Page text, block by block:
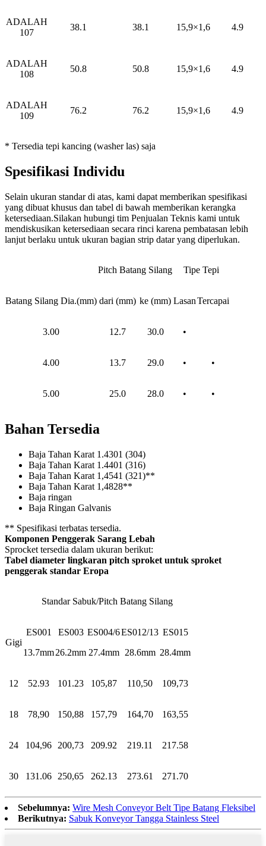
ADALAH
107
38.1 38.1 15,9×1,6 4.9
ADALAH
108
50.8 50.8 15,9×1,6 4.9
ADALAH
109
76.2 76.2 15,9×1,6 4.9
* Tersedia tepi kancing (washer las) saja
Spesifikasi Individu
Selain ukuran standar di atas, kami dapat memberikan spesifikasi
yang dibuat khusus dan tabel di bawah memberikan kerangka
ketersediaan.Silakan hubungi tim Penjualan Teknis kami untuk
mendiskusikan ketersediaan secara rinci karena pembatasan lebih
lanjut berlaku untuk ukuran bagian strip datar yang diperlukan.
Pitch Batang Silang Tipe Tepi
Batang Silang Dia.(mm) dari (mm) ke (mm) LasanTercapai
3.00 12.7 30.0 •
4.00 13.7 29.0 • •
5.00 25.0 28.0 • •
Bahan Tersedia
Baja Tahan Karat 1.4301 (304)
Baja Tahan Karat 1.4401 (316)
Baja Tahan Karat 1,4541 (321)**
Baja Tahan Karat 1,4828**
Baja ringan
Baja Ringan Galvanis
** Spesifikasi terbatas tersedia.
Komponen Penggerak Sarang Lebah
Sprocket tersedia dalam ukuran berikut:
Tabel diameter lingkaran pitch sproket untuk sproket
penggerak standar Eropa
Standar Sabuk/Pitch Batang Silang
Gigi
ES001
13.7mm
ES003
26.2mm
ES004/6
27.4mm
ES012/13
28.6mm
ES015
28.4mm
12 52.93 101.23 105,87 110,50 109,73
18 78,90 150,88 157,79 164,70 163,55
24 104,96 200,73 209.92 219.11 217.58
30 131.06 250,65 262.13 273.61 271.70
Sebelumnya: Wire Mesh Conveyor Belt Tipe Batang Fleksibel
Berikutnya: Sabuk Konveyor Tangga Stainless Steel